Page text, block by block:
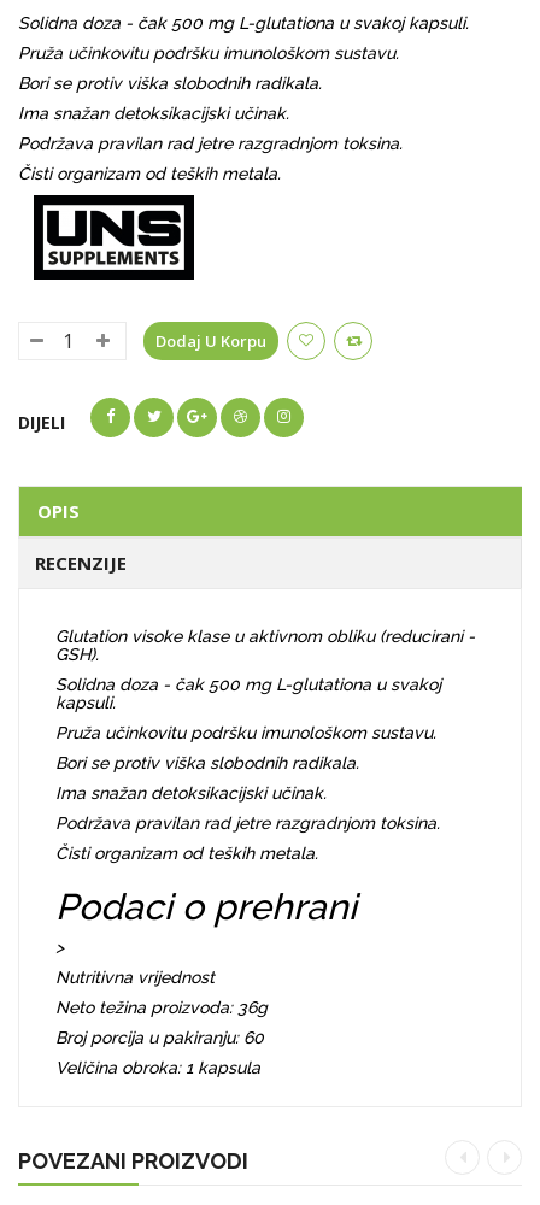
Solidna doza - čak 500 mg L-glutationa u svakoj kapsuli.
Pruža učinkovitu podršku imunološkom sustavu.
Bori se protiv viška slobodnih radikala.
Ima snažan detoksikacijski učinak.
Podržava pravilan rad jetre razgradnjom toksina.
Čisti organizam od teških metala.
Dodaj U Korpu
DIJELI
OPIS
RECENZIJE
Glutation visoke klase u aktivnom obliku (reducirani -
GSH).
Solidna doza - čak 500 mg L-glutationa u svakoj
kapsuli.
Pruža učinkovitu podršku imunološkom sustavu.
Bori se protiv viška slobodnih radikala.
Ima snažan detoksikacijski učinak.
Podržava pravilan rad jetre razgradnjom toksina.
Čisti organizam od teških metala.
Podaci o prehrani
>
Nutritivna vrijednost
Neto težina proizvoda: 36g
Broj porcija u pakiranju: 60
Veličina obroka: 1 kapsula
POVEZANI PROIZVODI